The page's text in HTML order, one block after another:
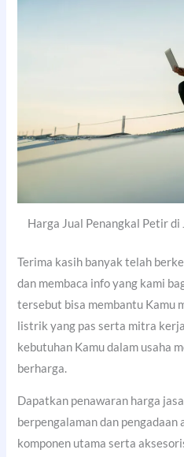
Harga Jual Penangkal Petir
Terima kasih banyak telah
dan membaca info yang kami
tersebut bisa membantu Kamu
listrik yang pas serta mitra
kebutuhan Kamu dalam usaha
berharga.
Dapatkan penawaran harga
berpengalaman dan
komponen utama serta